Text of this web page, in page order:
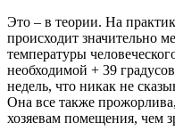
Это – в теории. На
происходит значительно
температуры
необходимой + 39
недель, что никак не
Она все также
хозяевам помещения, чем